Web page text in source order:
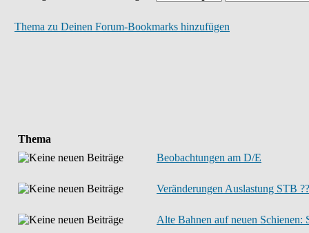
Thema zu Deinen Forum-Bookmarks hinzufügen
Thema
Beobachtungen am D/E
Veränderungen Auslastung STB ??
Alte Bahnen auf neuen Schienen: